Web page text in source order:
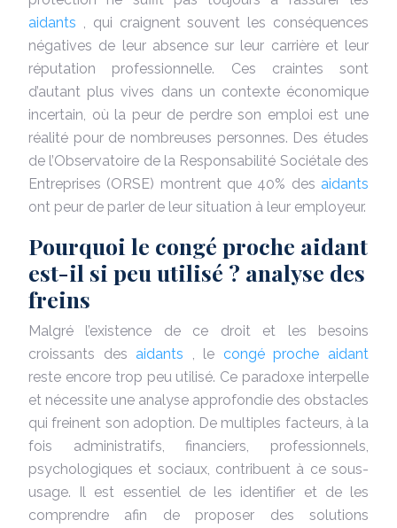
aidants
, qui craignent souvent les conséquences
négatives de leur absence sur leur carrière et leur
réputation professionnelle. Ces craintes sont
d’autant plus vives dans un contexte économique
incertain, où la peur de perdre son emploi est une
réalité pour de nombreuses personnes. Des études
de l’Observatoire de la Responsabilité Sociétale des
Entreprises (ORSE) montrent que 40% des aidants
ont peur de parler de leur situation à leur employeur.
Pourquoi le congé proche aidant
est-il si peu utilisé ? analyse des
freins
Malgré l’existence de ce droit et les besoins
croissants des aidants , le congé proche aidant
reste encore trop peu utilisé. Ce paradoxe interpelle
et nécessite une analyse approfondie des obstacles
qui freinent son adoption. De multiples facteurs, à la
fois administratifs, financiers, professionnels,
psychologiques et sociaux, contribuent à ce sous-
usage. Il est essentiel de les identifier et de les
comprendre afin de proposer des solutions